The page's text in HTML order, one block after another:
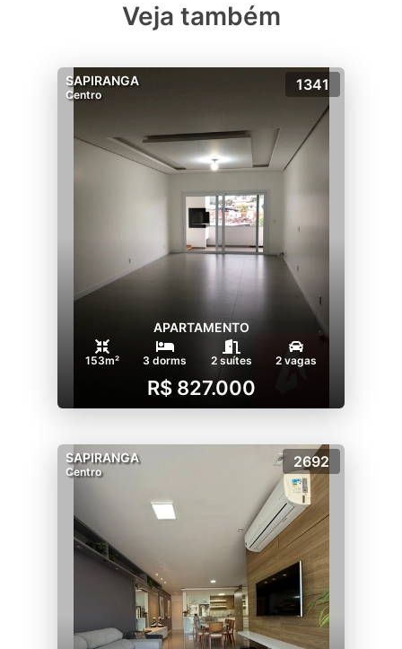
Veja também
SAPIRANGA
Centro
1341
APARTAMENTO
153m² 3 dorms 2 suítes 2 vagas
R$ 827.000
SAPIRANGA
Centro
2692